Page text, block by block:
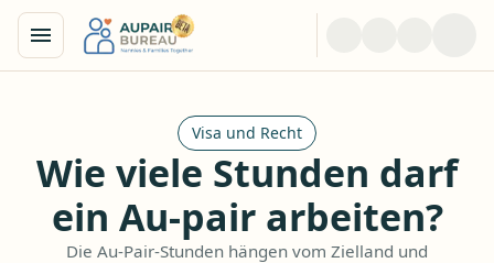
Visa und Recht
Wie viele Stunden darf
ein Au-pair arbeiten?
Die Au-Pair-Stunden hängen vom Zielland und